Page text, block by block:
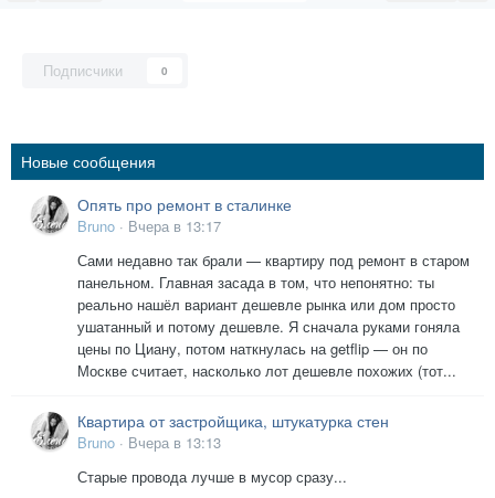
Подписчики 0
Новые сообщения
Опять про ремонт в сталинке
Bruno · Вчера в 13:17
Сами недавно так брали — квартиру под ремонт в старом
панельном. Главная засада в том, что непонятно: ты
реально нашёл вариант дешевле рынка или дом просто
ушатанный и потому дешевле. Я сначала руками гоняла
цены по Циану, потом наткнулась на getflip — он по
Москве считает, насколько лот дешевле похожих (тот...
Квартира от застройщика, штукатурка стен
Bruno · Вчера в 13:13
Старые провода лучше в мусор сразу...